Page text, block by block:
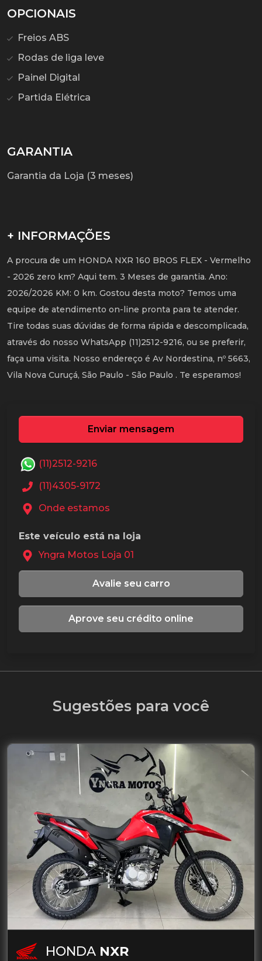
OPCIONAIS
Freios ABS
Rodas de liga leve
Painel Digital
Partida Elétrica
GARANTIA
Garantia da Loja (3 meses)
+ INFORMAÇÕES
A procura de um HONDA NXR 160 BROS FLEX - Vermelho
- 2026 zero km? Aqui tem. 3 Meses de garantia. Ano:
2026/2026 KM: 0 km. Gostou desta moto? Temos uma
equipe de atendimento on-line pronta para te atender.
Tire todas suas dúvidas de forma rápida e descomplicada,
através do nosso WhatsApp (11)2512-9216, ou se preferir,
faça uma visita. Nosso endereço é Av Nordestina, nº 5663,
Vila Nova Curuçá, São Paulo - São Paulo . Te esperamos!
Enviar mensagem
(11)2512-9216
(11)4305-9172
Onde estamos
Este veículo está na loja
Yngra Motos Loja 01
Avalie seu carro
Aprove seu crédito online
Sugestões para você
HONDA NXR